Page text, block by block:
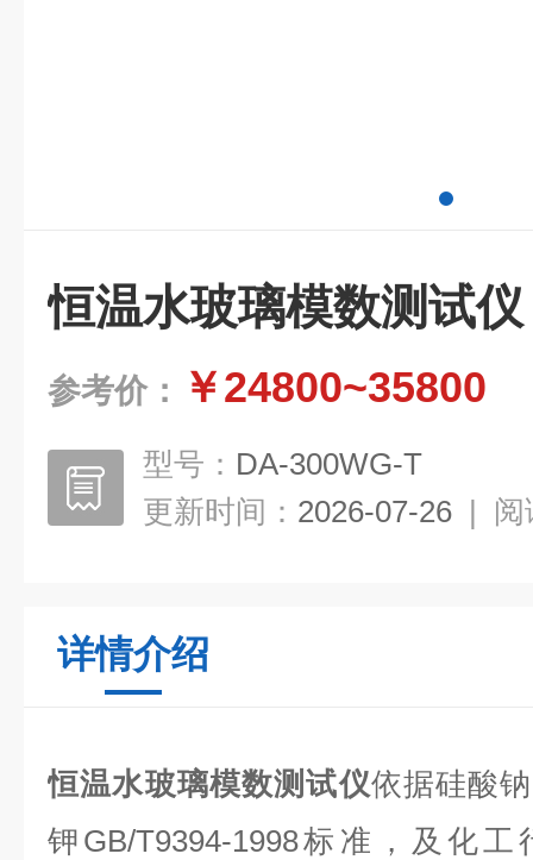
恒温水玻璃模数测试仪
参考价： ￥24800~35800
型号： DA-300WG-T
更新时间： 2026-07-26 | 阅
详情介绍
恒温水玻璃模数测试仪依据硅酸
钾GB/T9394-1998标准，及化工